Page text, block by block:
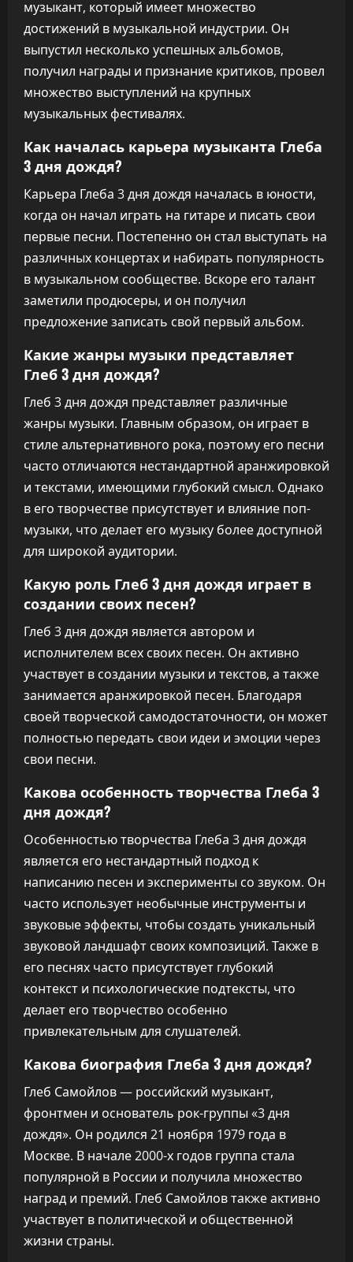
музыкант, который имеет множество
достижений в музыкальной индустрии. Он
выпустил несколько успешных альбомов,
получил награды и признание критиков, провел
множество выступлений на крупных
музыкальных фестивалях.
Как началась карьера музыканта Глеба
3 дня дождя?
Карьера Глеба 3 дня дождя началась в юности,
когда он начал играть на гитаре и писать свои
первые песни. Постепенно он стал выступать на
различных концертах и набирать популярность
в музыкальном сообществе. Вскоре его талант
заметили продюсеры, и он получил
предложение записать свой первый альбом.
Какие жанры музыки представляет
Глеб 3 дня дождя?
Глеб 3 дня дождя представляет различные
жанры музыки. Главным образом, он играет в
стиле альтернативного рока, поэтому его песни
часто отличаются нестандартной аранжировкой
и текстами, имеющими глубокий смысл. Однако
в его творчестве присутствует и влияние поп-
музыки, что делает его музыку более доступной
для широкой аудитории.
Какую роль Глеб 3 дня дождя играет в
создании своих песен?
Глеб 3 дня дождя является автором и
исполнителем всех своих песен. Он активно
участвует в создании музыки и текстов, а также
занимается аранжировкой песен. Благодаря
своей творческой самодостаточности, он может
полностью передать свои идеи и эмоции через
свои песни.
Какова особенность творчества Глеба 3
дня дождя?
Особенностью творчества Глеба 3 дня дождя
является его нестандартный подход к
написанию песен и эксперименты со звуком. Он
часто использует необычные инструменты и
звуковые эффекты, чтобы создать уникальный
звуковой ландшафт своих композиций. Также в
его песнях часто присутствует глубокий
контекст и психологические подтексты, что
делает его творчество особенно
привлекательным для слушателей.
Какова биография Глеба 3 дня дождя?
Глеб Самойлов — российский музыкант,
фронтмен и основатель рок-группы «3 дня
дождя». Он родился 21 ноября 1979 года в
Москве. В начале 2000-х годов группа стала
популярной в России и получила множество
наград и премий. Глеб Самойлов также активно
участвует в политической и общественной
жизни страны.